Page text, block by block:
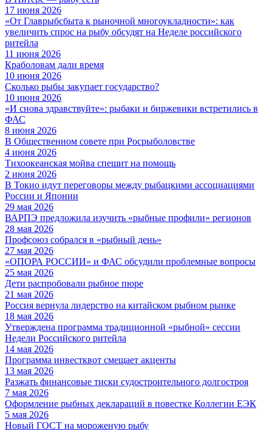
17 июня 2026
«От Главрыбсбыта к рыночной многоукладности»: как
увеличить спрос на рыбу обсудят на Неделе российского
ритейла
11 июня 2026
Краболовам дали время
10 июня 2026
Сколько рыбы закупает государство?
10 июня 2026
«И снова здравствуйте»: рыбаки и биржевики встретились в
ФАС
8 июня 2026
В Общественном совете при Росрыболовстве
4 июня 2026
Тихоокеанская мойва спешит на помощь
2 июня 2026
В Токио идут переговоры между рыбацкими ассоциациями
России и Японии
29 мая 2026
ВАРПЭ предложила изучить «рыбные профили» регионов
28 мая 2026
Профсоюз собрался в «рыбный день»
27 мая 2026
«ОПОРА РОССИИ» и ФАС обсудили проблемные вопросы
25 мая 2026
Дети распробовали рыбное пюре
21 мая 2026
Россия вернула лидерство на китайском рыбном рынке
18 мая 2026
Утверждена программа традиционной «рыбной» сессии
Недели Российского ритейла
14 мая 2026
Программа инвестквот смещает акценты
13 мая 2026
Разжать финансовые тиски судостроительного долгостроя
7 мая 2026
Оформление рыбных деклараций в повестке Коллегии ЕЭК
5 мая 2026
Новый ГОСТ на мороженую рыбу